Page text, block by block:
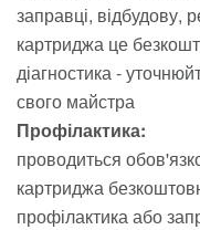
заправці, відбудову,
картриджа це
діагностика -
свого майстра
Профілактика:
проводиться
картриджа
профілактика або